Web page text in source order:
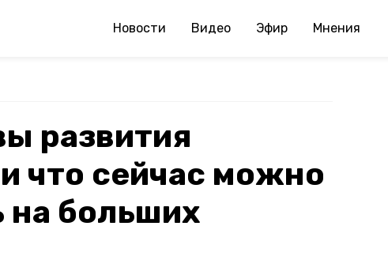
Новости Видео Эфир Мнения
развития
что сейчас можно
на больших